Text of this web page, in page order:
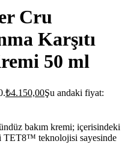
Cru
Karşıtı
50 ml
₺4.150,00Şu andaki fiyat:
bakım kremi; içerisindeki
TET8™ teknolojisi sayesinde